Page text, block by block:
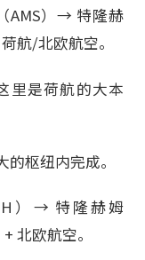
AMS）→ 特隆赫
航/北欧航空。
里是荷航的大本
枢纽内完成。
）→ 特隆赫姆
北欧航空。